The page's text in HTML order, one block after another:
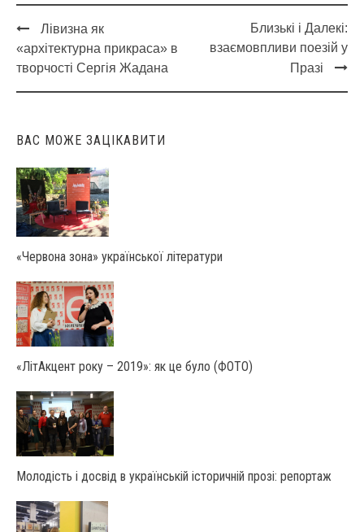
Post
navigation
Лівизна як
«архітектурна прикраса» в
творчості Сергія Жадана
Близькі і Далекі:
взаємовпливи поезій у
Празі
ВАС МОЖЕ ЗАЦІКАВИТИ
«Червона зона» української літератури
«ЛітАкцент року – 2019»: як це було (ФОТО)
Молодість і досвід в українській історичній прозі: репортаж